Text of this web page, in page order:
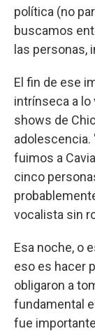
política (no
buscamos
las personas,
El fin de ese
intrínseca a lo
shows de
adolescencia.
fuimos a
cinco
vocalista sin
Esa noche, o
eso es hacer
obligaron a
fundamental
fue